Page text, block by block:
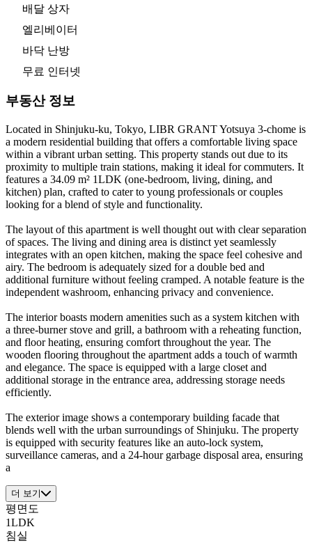
배달 상자
엘리베이터
바닥 난방
무료 인터넷
부동산 정보
Located in Shinjuku-ku, Tokyo, LIBR GRANT Yotsuya 3-chome is
a modern residential building that offers a comfortable living space
within a vibrant urban setting. This property stands out due to its
proximity to multiple train stations, making it ideal for commuters. It
features a 34.09 m² 1LDK (one-bedroom, living, dining, and
kitchen) plan, crafted to cater to young professionals or couples
looking for a blend of style and functionality.
The layout of this apartment is well thought out with clear separation
of spaces. The living and dining area is distinct yet seamlessly
integrates with an open kitchen, making the space feel cohesive and
airy. The bedroom is adequately sized for a double bed and
additional furniture without feeling cramped. A notable feature is the
independent washroom, enhancing privacy and convenience.
The interior boasts modern amenities such as a system kitchen with
a three-burner stove and grill, a bathroom with a reheating function,
and floor heating, ensuring comfort throughout the year. The
wooden flooring throughout the apartment adds a touch of warmth
and elegance. The space is equipped with a large closet and
additional storage in the entrance area, addressing storage needs
efficiently.
The exterior image shows a contemporary building facade that
blends well with the urban surroundings of Shinjuku. The property
is equipped with security features like an auto-lock system,
surveillance cameras, and a 24-hour garbage disposal area, ensuring
a
더 보기
평면도
1LDK
침실